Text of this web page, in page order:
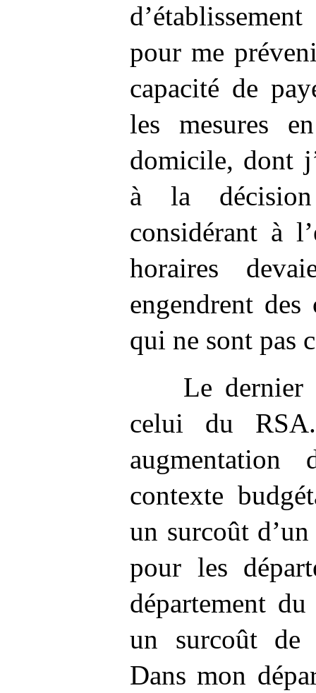
pour me
capacité de
les mesures
domicile, dont
à la
considérant à
horaires
engendrent des
qui ne sont pas
Le dernier
celui du
augmentation
contexte
un surcoût
pour les
département
un surcoût de
Dans mon